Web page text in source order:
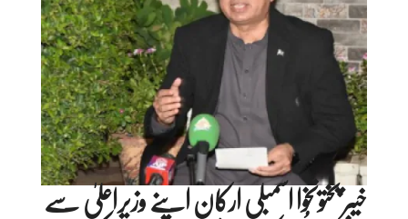
خیبر پختونخوا اسمبلی ارکان اپنے وزیراعلیٰ سے